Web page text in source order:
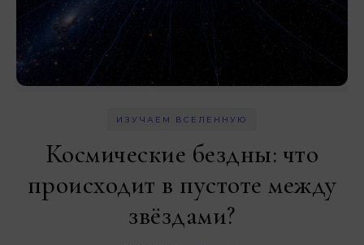
ИЗУЧАЕМ ВСЕЛЕННУЮ
Космические бездны: что
происходит в пустоте между
звёздами?